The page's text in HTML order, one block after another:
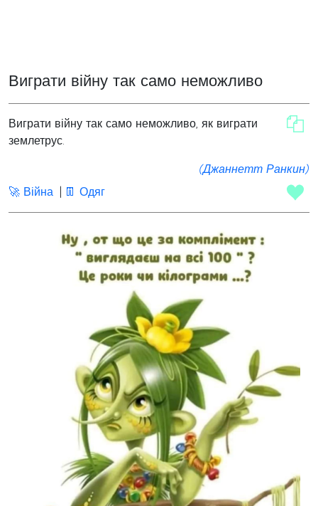
Виграти війну так само неможливо
Виграти війну так само неможливо, як виграти
землетрус.
(Джаннетт Ранкин)
🚀 Війна
👖 Одяг